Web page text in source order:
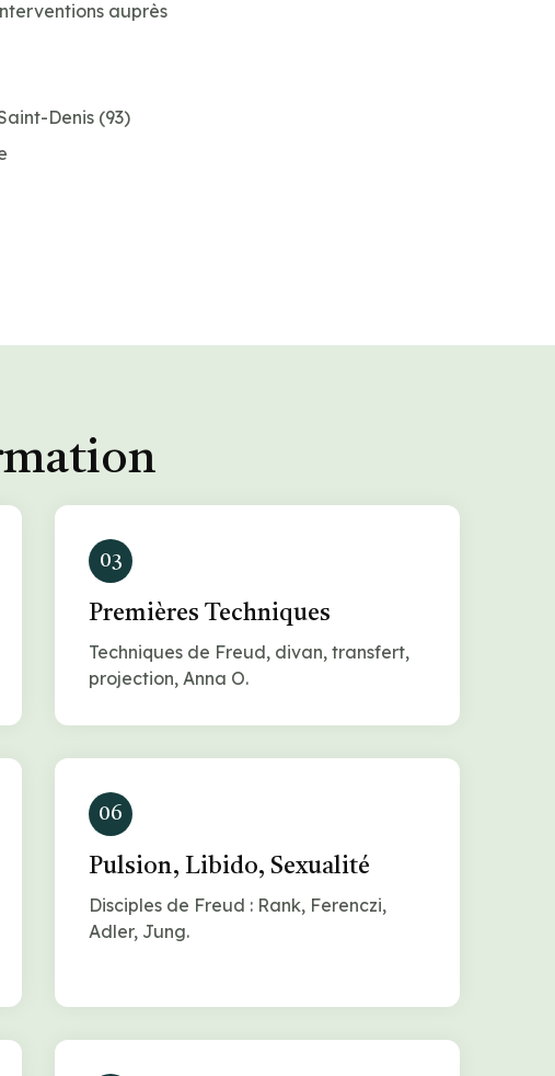
auprès
Denis (93)
03
Premières Techniques
Techniques de Freud, divan, transfert,
projection, Anna O.
06
Pulsion, Libido, Sexualité
Disciples de Freud : Rank, Ferenczi,
Adler, Jung.